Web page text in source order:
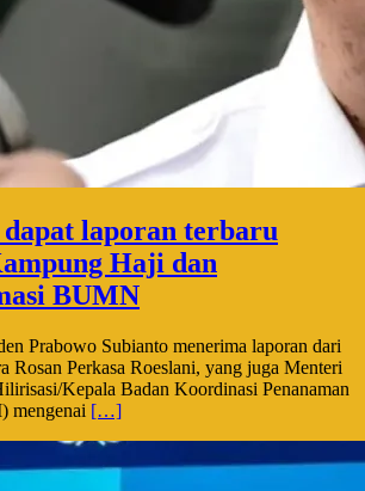
laporan terbaru
Haji dan
BUMN
Prabowo Subianto menerima laporan dari
Rosan Perkasa Roeslani, yang juga Menteri
Kepala Badan Koordinasi Penanaman
mengenai […]